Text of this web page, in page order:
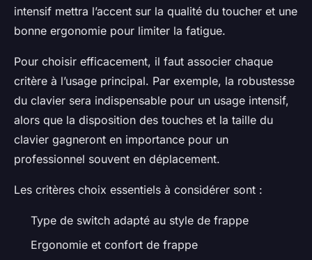
intensif mettra l’accent sur la qualité du toucher et une
bonne ergonomie pour limiter la fatigue.
Pour choisir efficacement, il faut associer chaque
critère à l’usage principal. Par exemple, la robustesse
du clavier sera indispensable pour un usage intensif,
alors que la disposition des touches et la taille du
clavier gagneront en importance pour un
professionnel souvent en déplacement.
Les critères choix essentiels à considérer sont :
Type de switch adapté au style de frappe
Ergonomie et confort de frappe